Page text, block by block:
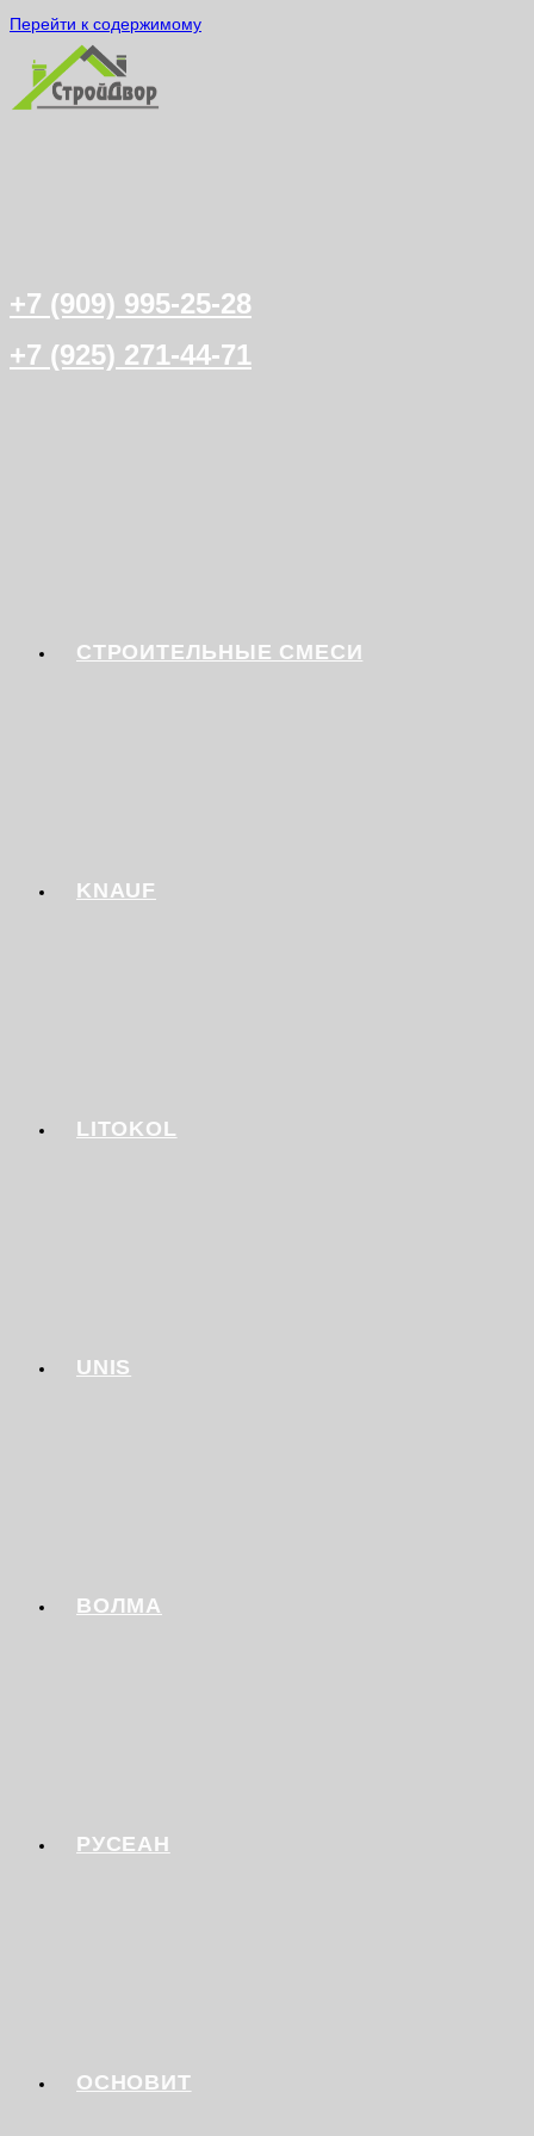
Перейти к содержимому
+7 (909) 995-25-28
+7 (925) 271-44-71
СТРОИТЕЛЬНЫЕ СМЕСИ
KNAUF
LITOKOL
UNIS
ВОЛМА
РУСЕАН
ОСНОВИТ